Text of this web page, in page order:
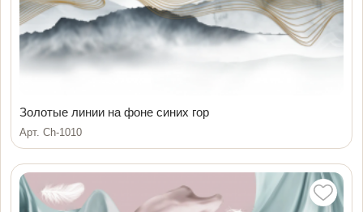
Золотые линии на фоне синих гор
Арт. Ch-1010